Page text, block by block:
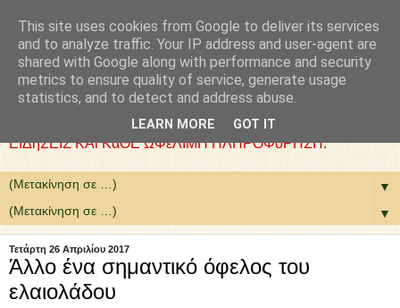
: COLLaZ NeWS aND
MoRE
ΘέΛΟΥΜΕ ΝΑ ΕίΜΑΣΤΕ ΧΡήΣΙΜΟΙ. ΕΠΙΛέΓΟΥΜΕ
ΕΙΔήΣΕΙΣ ΚΑι ΚάΘΕ ΩΦέΛΙΜΗ ΠΛΗΡΟΦόΡΗΣΗ.
▼
▼
Τετάρτη 26 Απριλίου 2017
Άλλο ένα σημαντικό όφελος του
ελαιολάδου
This site uses cookies from Google to deliver its services
and to analyze traffic. Your IP address and user-agent are
shared with Google along with performance and security
metrics to ensure quality of service, generate usage
statistics, and to detect and address abuse.
LEARN MORE GOT IT